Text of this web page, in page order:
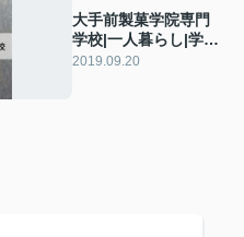
大手前製菓学院専門
学校|一人暮らし|学
生|賃貸マンション
2019.09.20